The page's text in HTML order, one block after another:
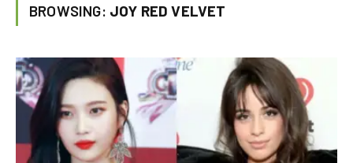
BROWSING: JOY RED VELVET